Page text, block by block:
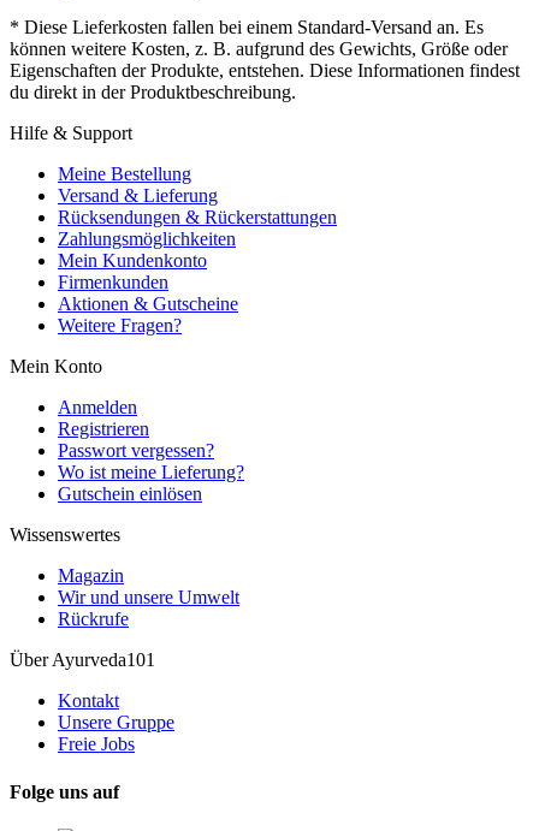
* Diese Lieferkosten fallen bei einem Standard-Versand an. Es
können weitere Kosten, z. B. aufgrund des Gewichts, Größe oder
Eigenschaften der Produkte, entstehen. Diese Informationen findest
du direkt in der Produktbeschreibung.
Hilfe & Support
Meine Bestellung
Versand & Lieferung
Rücksendungen & Rückerstattungen
Zahlungsmöglichkeiten
Mein Kundenkonto
Firmenkunden
Aktionen & Gutscheine
Weitere Fragen?
Mein Konto
Anmelden
Registrieren
Passwort vergessen?
Wo ist meine Lieferung?
Gutschein einlösen
Wissenswertes
Magazin
Wir und unsere Umwelt
Rückrufe
Über Ayurveda101
Kontakt
Unsere Gruppe
Freie Jobs
Folge uns auf